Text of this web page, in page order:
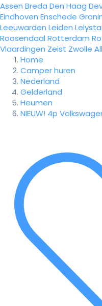
Assen Breda Den Haag
Eindhoven Enschede
Leeuwarden Leiden
Roosendaal Rotterdam
Vlaardingen Zeist Zwolle
Home
Camper huren
Nederland
Gelderland
Heumen
NIEUW! 4p